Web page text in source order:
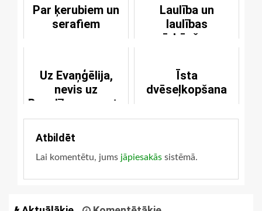
Par ķerubiem un
serafiem
Laulība un
laulības
pārkāpšana
Uz Evaņģēlija,
nevis uz
Bauslības pamata
Īsta
dvēseļkopšana
Atbildēt
Lai komentētu, jums jāpiesakās sistēmā.